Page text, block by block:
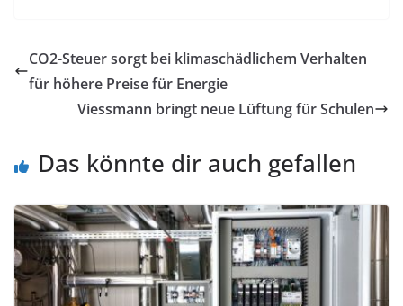
CO2-Steuer sorgt bei klimaschädlichem Verhalten
für höhere Preise für Energie
Viessmann bringt neue Lüftung für Schulen
Das könnte dir auch gefallen